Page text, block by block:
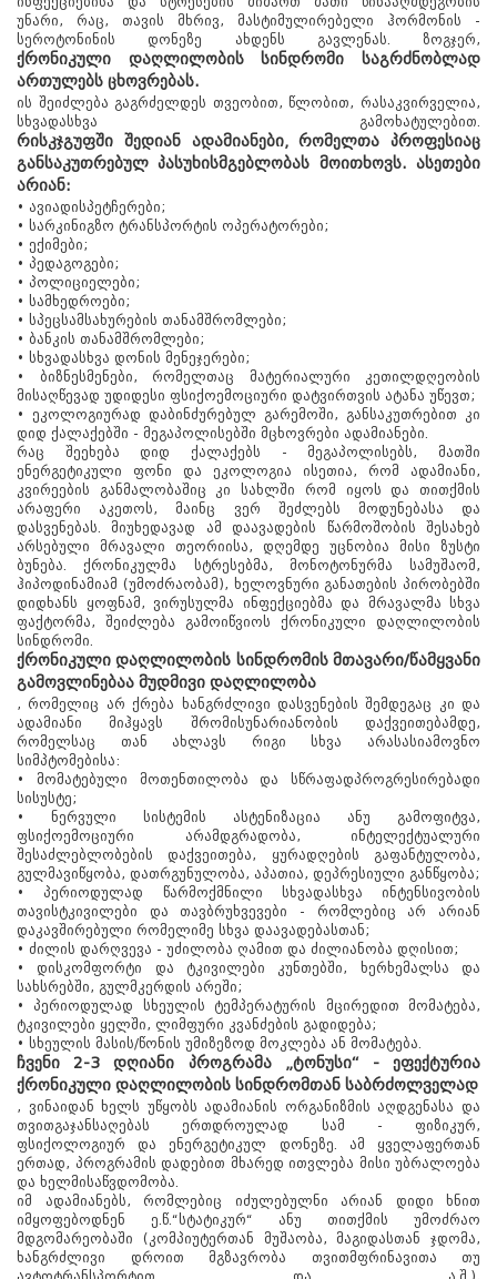
უნარი, რაც, თავის მხრივ, მასტიმულირებელი ჰორმონის -
სეროტონინის დონეზე ახდენს გავლენას. ზოგჯერ,
ქრონიკული დაღლილობის სინდრომი საგრძნობლად
ართულებს ცხოვრებას.
ის შეიძლება გაგრძელდეს თვეობით, წლობით, რასაკვირველია,
სხვადასხვა გამოხატულებით.
რისკჯგუფში შედიან ადამიანები, რომელთა პროფესიაც
განსაკუთრებულ პასუხისმგებლობას მოითხოვს. ასეთები
არიან:
• ავიადისპეტჩერები;
• სარკინიგზო ტრანსპორტის ოპერატორები;
• ექიმები;
• პედაგოგები;
• პოლიციელები;
• სამხედროები;
• სპეცსამსახურების თანამშრომლები;
• ბანკის თანამშრომლები;
• სხვადასხვა დონის მენეჯერები;
• ბიზნესმენები, რომელთაც მატერიალური კეთილდღეობის
მისაღწევად უდიდესი ფსიქოემოციური დატვირთვის ატანა უწევთ;
• ეკოლოგიურად დაბინძურებულ გარემოში, განსაკუთრებით კი
დიდ ქალაქებში - მეგაპოლისებში მცხოვრები ადამიანები.
რაც შეეხება დიდ ქალაქებს - მეგაპოლისებს, მათში
ენერგეტიკული ფონი და ეკოლოგია ისეთია, რომ ადამიანი,
კვირეების განმალობაშიც კი სახლში რომ იყოს და თითქმის
არაფერი აკეთოს, მაინც ვერ შეძლებს მოდუნებასა და
დასვენებას. მიუხედავად ამ დაავადების წარმოშობის შესახებ
არსებული მრავალი თეორიისა, დღემდე უცნობია მისი ზუსტი
ბუნება. ქრონიკულმა სტრესებმა, მონოტონურმა სამუშაომ,
ჰიპოდინამიამ (უმოძრაობამ), ხელოვნური განათების პირობებში
დიდხანს ყოფნამ, ვირუსულმა ინფექციებმა და მრავალმა სხვა
ფაქტორმა, შეიძლება გამოიწვიოს ქრონიკული დაღლილობის
სინდრომი.
ქრონიკული დაღლილობის სინდრომის მთავარი/წამყვანი
გამოვლინებაა მუდმივი დაღლილობა
, რომელიც არ ქრება ხანგრძლივი დასვენების შემდეგაც კი და
ადამიანი მიჰყავს შრომისუნარიანობის დაქვეითებამდე,
რომელსაც თან ახლავს რიგი სხვა არასასიამოვნო
სიმპტომებისა:
• მომატებული მოთენთილობა და სწრაფადპროგრესირებადი
სისუსტე;
• ნერვული სისტემის ასტენიზაცია ანუ გამოფიტვა,
ფსიქოემოციური არამდგრადობა, ინტელექტუალური
შესაძლებლობების დაქვეითება, ყურადღების გაფანტულობა,
გულმავიწყობა, დათრგუნულობა, აპათია, დეპრესიული განწყობა;
• პერიოდულად წარმოქმნილი სხვადასხვა ინტენსივობის
თავისტკივილები და თავბრუხვევები - რომლებიც არ არიან
დაკავშირებული რომელიმე სხვა დაავადებასთან;
• ძილის დარღვევა - უძილობა ღამით და ძილიანობა დღისით;
• დისკომფორტი და ტკივილები კუნთებში, ხერხემალსა და
სახსრებში, გულმკერდის არეში;
• პერიოდულად სხეულის ტემპერატურის მცირედით მომატება,
ტკივილები ყელში, ლიმფური კვანძების გადიდება;
• სხეულის მასის/წონის უმიზეზოდ მოკლება ან მომატება.
ჩვენი 2-3 დღიანი პროგრამა „ტონუსი“ - ეფექტურია
ქრონიკული დაღლილობის სინდრომთან საბრძოლველად
, ვინაიდან ხელს უწყობს ადამიანის ორგანიზმის აღდგენასა და
თვითგაჯანსაღებას ერთდროულად სამ - ფიზიკურ,
ფსიქოლოგიურ და ენერგეტიკულ დონეზე. ამ ყველაფერთან
ერთად, პროგრამის დადებით მხარედ ითვლება მისი უბრალოება
და ხელმისაწვდომობა.
იმ ადამიანებს, რომლებიც იძულებულნი არიან დიდი ხნით
იმყოფებოდნენ ე.წ.“სტატიკურ“ ანუ თითქმის უმოძრაო
მდგომარეობაში (კომპიუტერთან მუშაობა, მაგიდასთან ჯდომა,
ხანგრძლივი დროით მგზავრობა თვითმფრინავითა თუ
წყალტუბო.
kurortresort@gmail.com
+995 555 63 29 29; 10:00-დან
17:00 საათამდე
www.tskaltuboresort.ge
© 2010 - 2026 CTC - Caucasus Travel Centre LTD
- ყველა უფლება დაცულია